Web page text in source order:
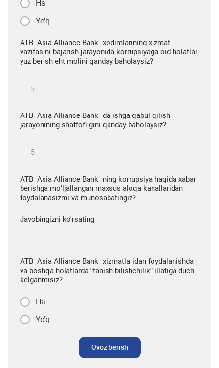
Ha
Yo'q
ATB "Asia Alliance Bank" xodimlarining xizmat
vazifasini bajarish jarayonida korrupsiyaga oid holatlar
yuz berish ehtimolini qanday baholaysiz?
ATB "Asia Alliance Bank" da ishga qabul qilish
jarayonining shaffofligini qanday baholaysiz?
ATB "Asia Alliance Bank" ning korrupsiya haqida xabar
berishga mo‘ljallangan maxsus aloqa kanallaridan
foydalanasizmi va munosabatingiz?
Javobingizni ko'rsating
ATB "Asia Alliance Bank" xizmatlaridan foydalanishda
va boshqa holatlarda “tanish-bilishchilik” illatiga duch
kelganmisiz?
Ha
Yo'q
Ovoz berish